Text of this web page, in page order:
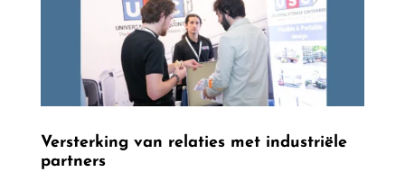
Versterking van relaties met industriële
partners